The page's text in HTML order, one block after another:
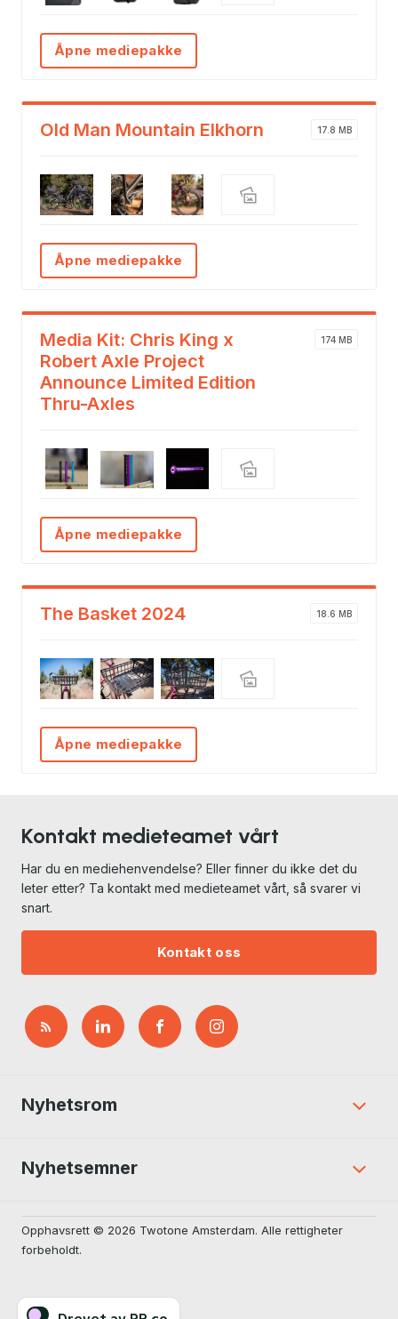
Åpne mediepakke
Old Man Mountain Elkhorn 17.8 MB
Åpne mediepakke
Media Kit: Chris King x
Robert Axle Project
Announce Limited Edition
Thru-Axles
174 MB
Åpne mediepakke
The Basket 2024 18.6 MB
Åpne mediepakke
Kontakt medieteamet vårt
Har du en mediehenvendelse? Eller finner du ikke det du
leter etter? Ta kontakt med medieteamet vårt, så svarer vi
snart.
Kontakt oss
Nyhetsrom
Nyhetsemner
Opphavsrett © 2026 Twotone Amsterdam. Alle rettigheter
forbeholdt.